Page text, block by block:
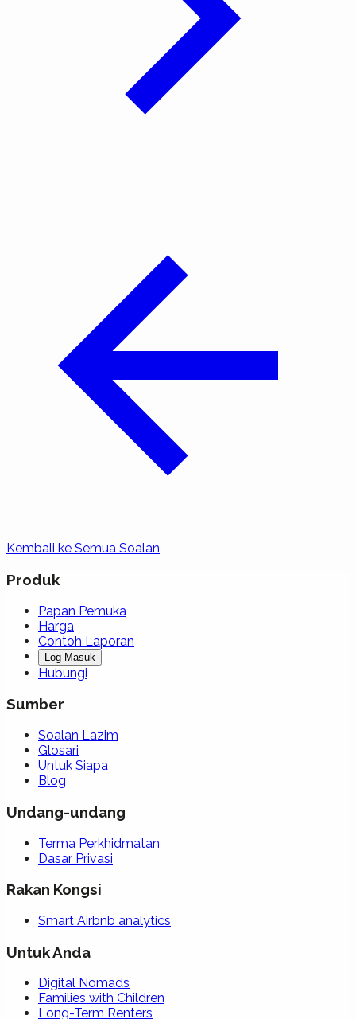
Kembali ke Semua Soalan
Produk
Papan Pemuka
Harga
Contoh Laporan
Log Masuk
Hubungi
Sumber
Soalan Lazim
Glosari
Untuk Siapa
Blog
Undang-undang
Terma Perkhidmatan
Dasar Privasi
Rakan Kongsi
Smart Airbnb analytics
Untuk Anda
Digital Nomads
Families with Children
Long-Term Renters